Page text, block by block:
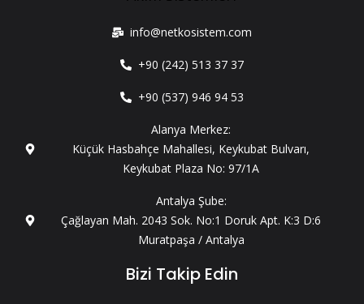
info@netkosistem.com
+90 (242) 513 37 37
+90 (537) 946 94 53
Alanya Merkez:
Küçük Hasbahçe Mahallesi, Keykubat Bulvarı,
Keykubat Plaza No: 97/1A
Antalya Şube:
Çağlayan Mah. 2043 Sok. No:1 Doruk Apt. K:3 D:6
Muratpaşa / Antalya
Bizi Takip Edin